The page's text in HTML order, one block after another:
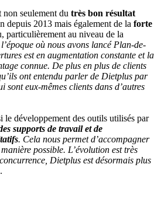
seulement du très bon résultat
depuis 2013 mais également de la forte
particulièrement au niveau de la
où nous avons lancé Plan-de-
est en augmentation constante et la
connue. De plus en plus de clients
ont entendu parler de Dietplus par
sont eux-mêmes clients dans d’autres
le développement des outils utilisés par
supports de travail et de
. Cela nous permet d’accompagner
possible. L’évolution est très
Dietplus est désormais plus